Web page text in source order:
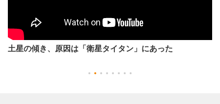
土星の傾き、原因は「衛星タイタン」にあった